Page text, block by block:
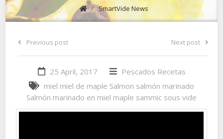
/ SmartVide News
Previous post Next post
25 April, 2017 Pescados Recetas
miel miel de maple Salmon salmón marinado
Salmón marinado en miel maple sammic sous vide